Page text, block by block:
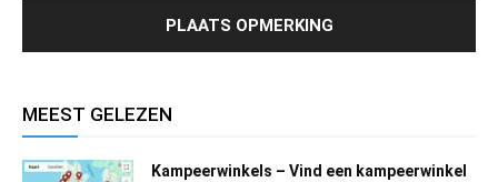
MEEST GELEZEN
Kampeerwinkels – Vind een kampeerwinkel